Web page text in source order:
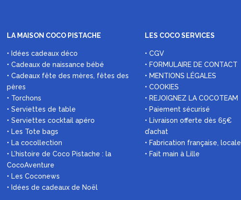
LA MAISON COCO PISTACHE
• Idées cadeaux déco
• Cadeaux de naissance bébé
• Cadeaux fête des mères, fêtes des
pères
• Torchons
• Serviettes de table
• Serviettes cocktail apéro
• Les Tote bags
• La cocollection
• L’histoire de Coco Pistache : la
CocoAventure
• Les Coconews
• Idées de cadeaux de Noël
LES COCO SERVICES
• CGV
• FORMULAIRE DE CONTACT
• MENTIONS LÉGALES
• COOKIES
• REJOIGNEZ LA COCOTEAM
• Paiement sécurisé
• Livraison offerte dès 65€
d’achat
• Fabrication française, locale
• Fait main à Lille